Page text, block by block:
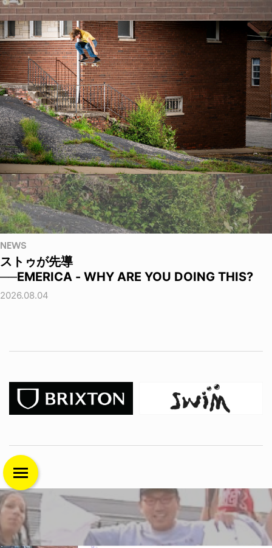
NEWS
ストゥが先導
──EMERICA - WHY ARE YOU DOING THIS?
2026.08.04